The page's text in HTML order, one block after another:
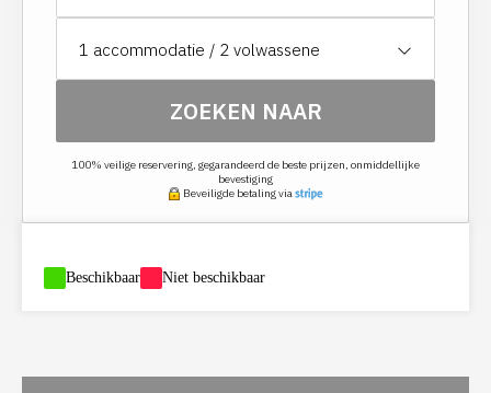
1 accommodatie / 2 volwassene
ZOEKEN NAAR
100% veilige reservering, gegarandeerd de beste prijzen, onmiddellijke
bevestiging
Beveiligde betaling via
Beschikbaar Niet beschikbaar